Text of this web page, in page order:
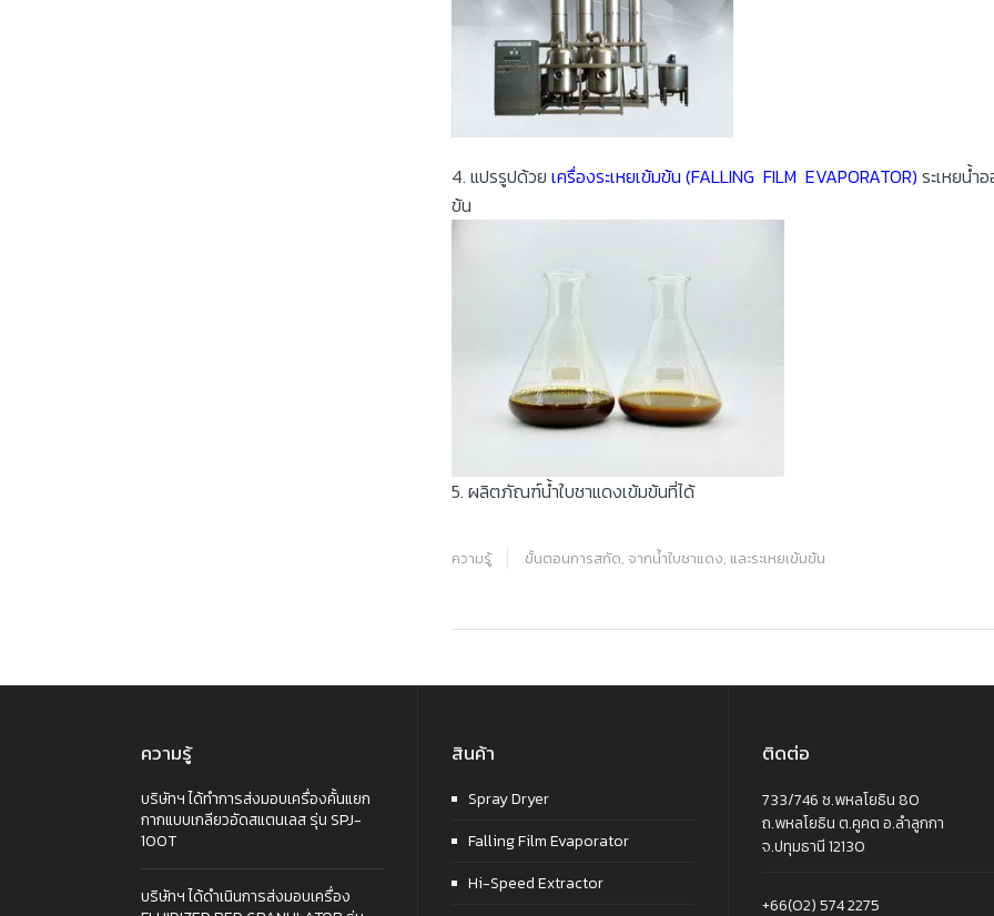
4. แปรรูปด้วย เครื่องระเหยเข้มข้น (FALLING FILM EVAPORATOR) ระเหยน้ำ
ข้น
5. ผลิตภัณฑ์น้ำใบชาแดงเข้มข้นที่ได้
ความรู้ ขั้นตอนการสกัด, จากน้ำใบชาแดง, และระเหยเข้มข้น
ความรู้
บริษัทฯ ได้ทำการส่งมอบเครื่องคั้นแยก
กากแบบเกลียวอัดสแตนเลส รุ่น SPJ-
100T
บริษัทฯ ได้ดำเนินการส่งมอบเครื่อง
สินค้า
Spray Dryer
Falling Film Evaporator
Hi-Speed Extractor
ติดต่อ
733/746 ซ.พหลโยธิน 80
ถ.พหลโยธิน ต.คูคต อ.ลำลูกกา
จ.ปทุมธานี 12130
+66(02) 574 2275